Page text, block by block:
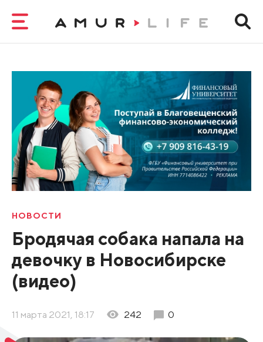
НОВОСТИ
Бродячая собака напала на
девочку в Новосибирске
(видео)
11 марта 2021, 18:17 242 0